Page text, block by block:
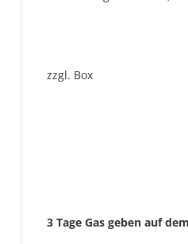
zzgl. Box
3 Tage Gas geben auf